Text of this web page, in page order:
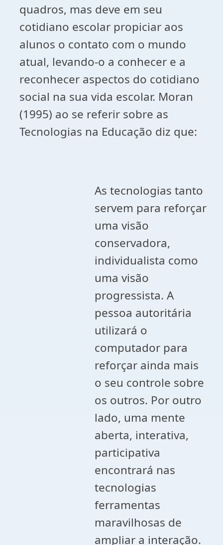
quadros, mas deve em seu
cotidiano escolar propiciar aos
alunos o contato com o mundo
atual, levando-o a conhecer e a
reconhecer aspectos do cotidiano
social na sua vida escolar. Moran
(1995) ao se referir sobre as
Tecnologias na Educação diz que:
As tecnologias tanto
servem para reforçar
uma visão
conservadora,
individualista como
uma visão
progressista. A
pessoa autoritária
utilizará o
computador para
reforçar ainda mais
o seu controle sobre
os outros. Por outro
lado, uma mente
aberta, interativa,
participativa
encontrará nas
tecnologias
ferramentas
maravilhosas de
ampliar a interação.